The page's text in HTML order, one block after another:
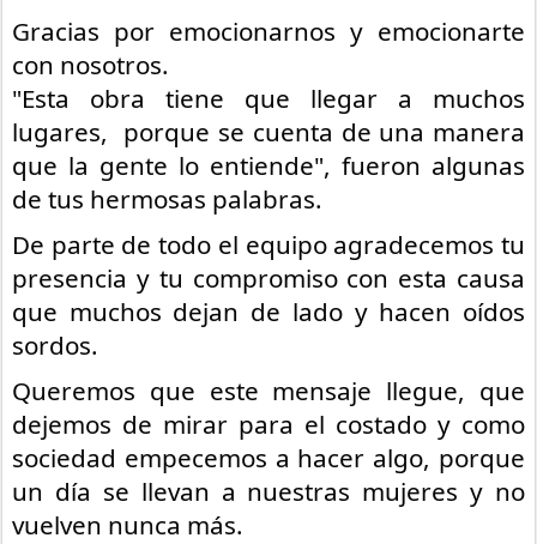
Gracias por emocionarnos y emocionarte
con nosotros.
"Esta obra tiene que llegar a muchos
lugares,  porque se cuenta de una manera
que la gente lo entiende", fueron algunas
de tus hermosas palabras.
De parte de todo el equipo agradecemos tu
presencia y tu compromiso con esta causa
que muchos dejan de lado y hacen oídos
sordos.
Queremos que este mensaje llegue, que
dejemos de mirar para el costado y como
sociedad empecemos a hacer algo, porque
un día se llevan a nuestras mujeres y no
vuelven nunca más.